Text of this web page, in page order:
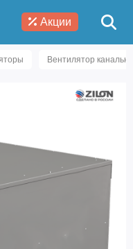
Акции
Вентилятор